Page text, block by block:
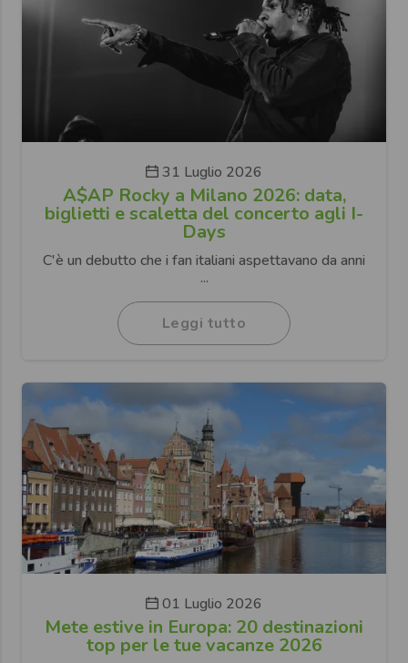
31 Luglio 2026
A$AP Rocky a Milano 2026: data,
biglietti e scaletta del concerto agli I-
Days
C'è un debutto che i fan italiani aspettavano da anni
...
Leggi tutto
01 Luglio 2026
Mete estive in Europa: 20 destinazioni
top per le tue vacanze 2026